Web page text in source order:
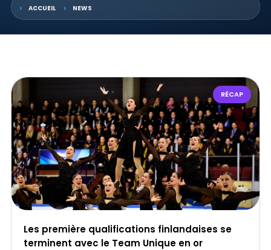
ACCUEIL NEWS
RÉCAP
Les première qualifications finlandaises se
terminent avec le Team Unique en or